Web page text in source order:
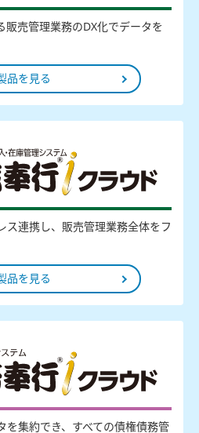
販売管理業務のDX化でデータを
品を見る
ス連携し、販売管理業務全体をフ
品を見る
を集約でき、すべての債権債務管